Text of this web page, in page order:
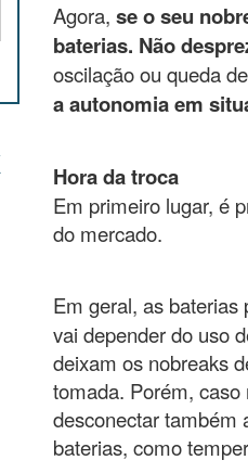
Agora, se o seu
baterias. Não
oscilação ou queda
a autonomia em
Hora da troca
Em primeiro lugar, é
do mercado.
Em geral, as
vai depender do uso
deixam os nobreaks
tomada. Porém,
desconectar também
baterias, como